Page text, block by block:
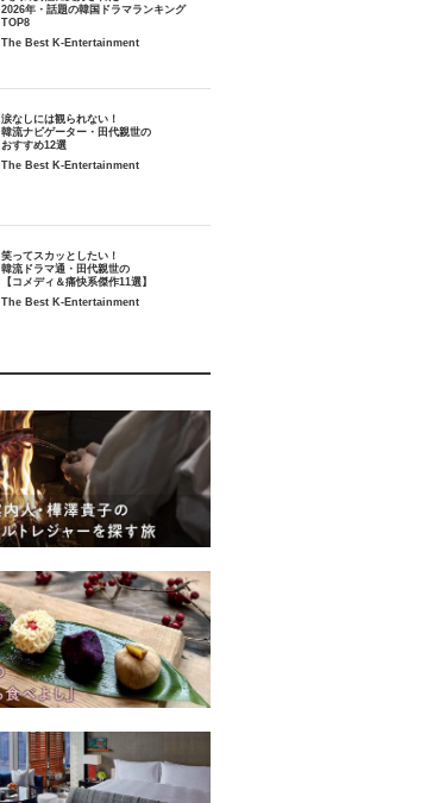
2026年・話題の韓国ドラマランキング
TOP8
The Best K-Entertainment
涙なしには観られない！
韓流ナビゲーター・田代親世の
おすすめ12選
The Best K-Entertainment
笑ってスカッとしたい！
韓流ドラマ通・田代親世の
【コメディ＆痛快系傑作11選】
The Best K-Entertainment